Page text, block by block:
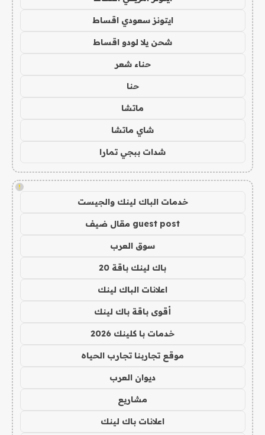
ايتونز سعودي اقساط
شحن يلا لودو اقساط
حناء شعر
حنا
ماتشا
شاي ماتشا
شدات ببجي تمارا
!
خدمات الباك لينك والجيست
guest post مقال ضيف
سوق العرب
باك لينك باقة 20
اعلانات الباك لينك
أقوى باقة باك لينك
خدمات با كلينك 2026
موقع تجاربنا تجارب الحياه
ديوان العرب
مشاريع
اعلانات باك لينك